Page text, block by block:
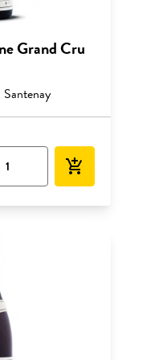
Grand Cru
add_shopping_cart